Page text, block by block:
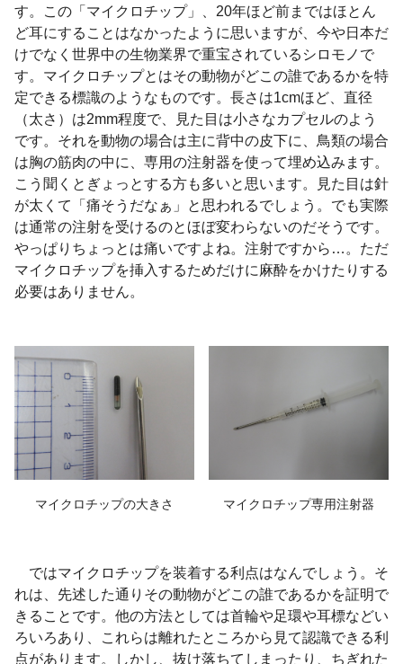
す。この「マイクロチップ」、 20年ほど前まではほとん
ど耳にすることはなかったように思いますが、今や日本だ
けでなく世界中の生物業界で重宝されているシロモノで
す。マイクロチップとはその動物がどこの誰であるかを特
定できる標識のようなものです。長さは1cmほど、直径
（太さ）は2mm程度で、見た目は小さなカプセルのよう
です。それを動物の場合は主に背中の皮下に、鳥類の場合
は胸の筋肉の中に、専用の注射器を使って埋め込みます。
こう聞くとぎょっとする方も多いと思います。見た目は針
が太くて「痛そうだなぁ」と思われるでしょう。でも実際
は通常の注射を受けるのとほぼ変わらないのだそうです。
やっぱりちょっとは痛いですよね。注射ですから…。ただ
マイクロチップを挿入するためだけに麻酔をかけたりする
必要はありません。
マイクロチップの大きさ マイクロチップ専用注射器
ではマイクロチップを装着する利点はなんでしょう。そ
れは、先述した通りその動物がどこの誰であるかを証明で
きることです。他の方法としては首輪や足環や耳標などい
ろいろあり、これらは離れたところから見て認識できる利
点があります。しかし、抜け落ちてしまったり、ちぎれた